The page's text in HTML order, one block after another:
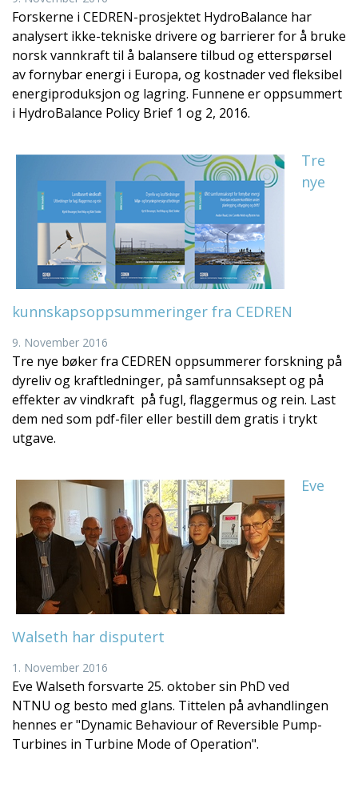
Forskerne i CEDREN-prosjektet HydroBalance har
analysert ikke-tekniske drivere og barrierer for å bruke
norsk vannkraft til å balansere tilbud og etterspørsel
av fornybar energi i Europa, og kostnader ved fleksibel
energiproduksjon og lagring. Funnene er oppsummert
i HydroBalance Policy Brief 1 og 2, 2016.
Tre
nye
kunnskapsoppsummeringer fra CEDREN
9. November 2016
Tre nye bøker fra CEDREN oppsummerer forskning på
dyreliv og kraftledninger, på samfunnsaksept og på
effekter av vindkraft på fugl, flaggermus og rein. Last
dem ned som pdf-filer eller bestill dem gratis i trykt
utgave.
Eve
Walseth har disputert
1. November 2016
Eve Walseth forsvarte 25. oktober sin PhD ved
NTNU og besto med glans. Tittelen på avhandlingen
hennes er "Dynamic Behaviour of Reversible Pump-
Turbines in Turbine Mode of Operation".